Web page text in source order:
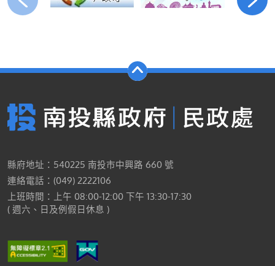
縣府地址：540225 南投市中興路 660 號
連絡電話：(049) 2222106
上班時間：上午 08:00-12:00 下午 13:30-17:30
( 週六、日及例假日休息 )